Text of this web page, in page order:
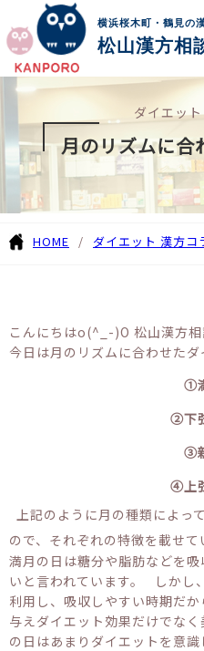
横浜桜木町・鶴見の
松山漢方相
ダイエッ
月のリズムに合
HOME ダイエット 漢方コ
こんにちはo(^_-)O 松山漢方
今日は月のリズムに合わせた
①
②下
③
④上
上記のように月の種類によっ
ので、それぞれの特徴を載せ
満月の日は糖分や脂肪などを
いと言われています。 しかし
利用し、吸収しやすい時期だ
与えダイエット効果だけでな
の日はあまりダイエットを意